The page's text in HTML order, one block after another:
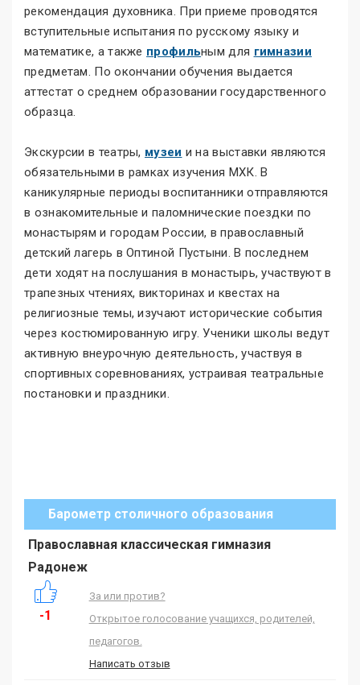
рекомендация духовника. При приеме проводятся
вступительные испытания по русскому языку и
математике, а также профильным для гимназии
предметам. По окончании обучения выдается
аттестат о среднем образовании государственного
образца.
Экскурсии в театры, музеи и на выставки являются
обязательными в рамках изучения МХК. В
каникулярные периоды воспитанники отправляются
в ознакомительные и паломнические поездки по
монастырям и городам России, в православный
детский лагерь в Оптиной Пустыни. В последнем
дети ходят на послушания в монастырь, участвуют в
трапезных чтениях, викторинах и квестах на
религиозные темы, изучают исторические события
через костюмированную игру. Ученики школы ведут
активную внеурочную деятельность, участвуя в
спортивных соревнованиях, устраивая театральные
постановки и праздники.
Барометр столичного образования
Православная классическая гимназия
Радонеж
-1
За или против?
Открытое голосование учащихся, родителей,
педагогов.
Написать отзыв